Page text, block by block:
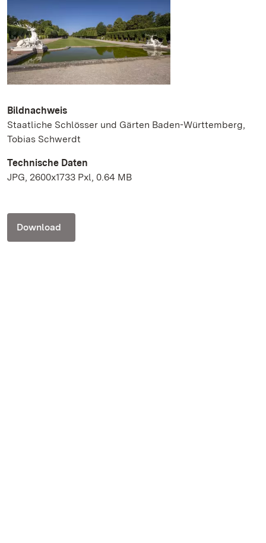
Bildnachweis
Staatliche Schlösser und Gärten Baden-Württemberg,
Tobias Schwerdt
Technische Daten
JPG, 2600x1733 Pxl, 0.64 MB
Download